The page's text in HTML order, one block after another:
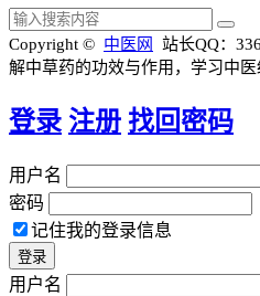
Copyright © 中医网 站长QQ：
解中草药的功效与作用，学习中医
登录 注册 找回密码
用户名
密码
记住我的登录信息
用户名